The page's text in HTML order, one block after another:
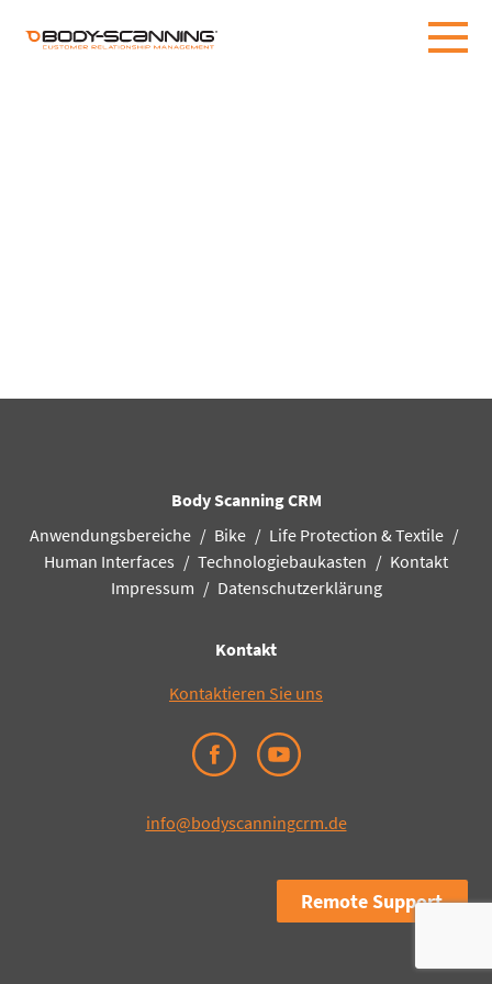
Body Scanning CRM
Anwendungsbereiche
Bike
Life Protection & Textile
Human Interfaces
Technologiebaukasten
Kontakt
Impressum
Datenschutzerklärung
Kontakt
Kontaktieren Sie uns
info@bodyscanningcrm.de
Remote Support